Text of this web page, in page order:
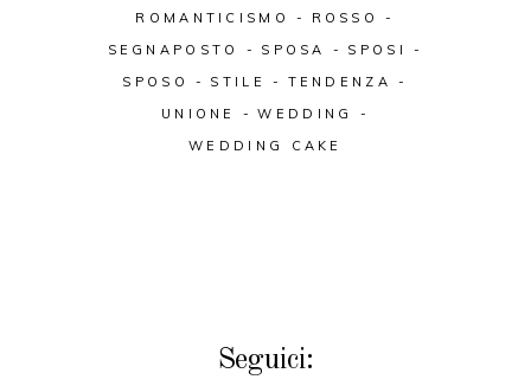
ROMANTICISMO
ROSSO
SEGNAPOSTO
SPOSA
SPOSI
SPOSO
STILE
TENDENZA
UNIONE
WEDDING
WEDDING CAKE
Seguici: